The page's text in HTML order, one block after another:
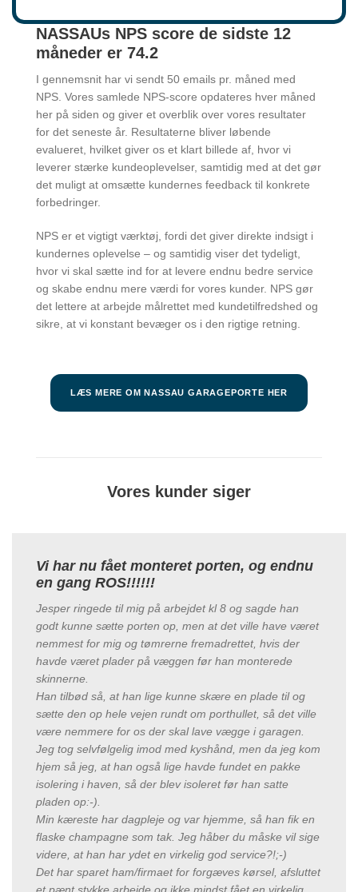
NASSAUs NPS score de sidste 12
måneder er 74.2
I gennemsnit har vi sendt 50 emails pr. måned med
NPS. Vores samlede NPS‑score opdateres hver måned
her på siden og giver et overblik over vores resultater
for det seneste år. Resultaterne bliver løbende
evalueret, hvilket giver os et klart billede af, hvor vi
leverer stærke kundeoplevelser, samtidig med at det gør
det muligt at omsætte kundernes feedback til konkrete
forbedringer.
NPS er et vigtigt værktøj, fordi det giver direkte indsigt i
kundernes oplevelse – og samtidig viser det tydeligt,
hvor vi skal sætte ind for at levere endnu bedre service
og skabe endnu mere værdi for vores kunder. NPS gør
det lettere at arbejde målrettet med kundetilfredshed og
sikre, at vi konstant bevæger os i den rigtige retning.
LÆS MERE OM NASSAU GARAGEPORTE HER
Vores kunder siger
Vi har nu fået monteret porten, og endnu
en gang ROS!!!!!!
Jesper ringede til mig på arbejdet kl 8 og sagde han
godt kunne sætte porten op, men at det ville have været
nemmest for mig og tømrerne fremadrettet, hvis der
havde været plader på væggen før han monterede
skinnerne.
Han tilbød så, at han lige kunne skære en plade til og
sætte den op hele vejen rundt om porthullet, så det ville
være nemmere for os der skal lave vægge i garagen.
Jeg tog selvfølgelig imod med kyshånd, men da jeg kom
hjem så jeg, at han også lige havde fundet en pakke
isolering i haven, så der blev isoleret før han satte
pladen op:-).
Min kæreste har dagpleje og var hjemme, så han fik en
flaske champagne som tak. Jeg håber du måske vil sige
videre, at han har ydet en virkelig god service?!;-)
Det har sparet ham/firmaet for forgæves kørsel, afsluttet